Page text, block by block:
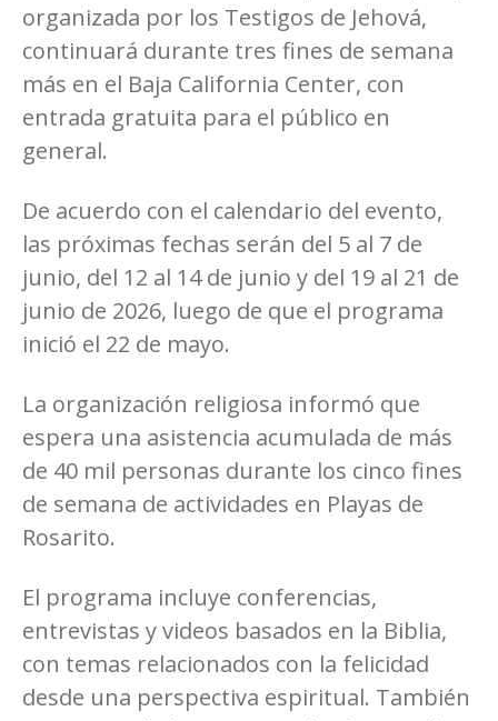
organizada por los Testigos de Jehová,
continuará durante tres fines de semana
más en el Baja California Center, con
entrada gratuita para el público en
general.
De acuerdo con el calendario del evento,
las próximas fechas serán del 5 al 7 de
junio, del 12 al 14 de junio y del 19 al 21 de
junio de 2026, luego de que el programa
inició el 22 de mayo.
La organización religiosa informó que
espera una asistencia acumulada de más
de 40 mil personas durante los cinco fines
de semana de actividades en Playas de
Rosarito.
El programa incluye conferencias,
entrevistas y videos basados en la Biblia,
con temas relacionados con la felicidad
desde una perspectiva espiritual. También